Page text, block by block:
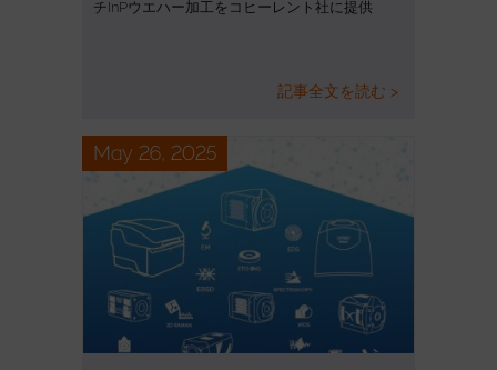
チInPウエハー加工をコヒーレント社に提供
記事全文を読む >
May 26, 2025